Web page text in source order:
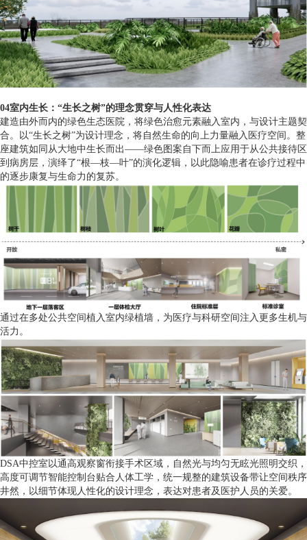
04室内生长：“生长之树”的理念贯穿与人性化表达
建造由外而内的绿色生态医院，将绿色治愈元素融入室内，与设计主题契
合。以“生长之树”为设计理念，将自然生命的向上力量融入医疗空间。整
座建筑如同从大地中生长而出——绿色图案自下而上应用于从公共接待区
到病房层，演绎了“根—枝—叶”的演化逻辑，以此隐喻患者在诊疗过程中
的逐步康复与生命力的复苏。
通过在多处公共空间植入室内绿植墙，为医疗与科研空间注入更多生机与
活力。
DSA中控室以通高观察窗衔接手术区域，自然光与均匀无眩光照明交织，
高度可调节智能控制台贴合人体工学，统一规整的建筑设备带让空间秩序
井然，以细节体现人性化的设计理念，表达对患者及医护人员的关爱。